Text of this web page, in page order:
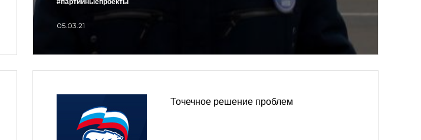
#партийныепроекты
05.03.21
Точечное решение проблем